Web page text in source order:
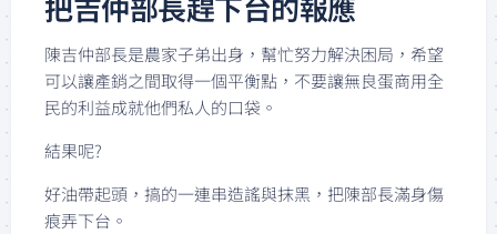
陳吉仲部長是農家子弟出身，幫忙努力解決困局，希望
可以讓產銷之間取得一個平衡點，不要讓無良蛋商用全
民的利益成就他們私人的口袋。
結果呢?
好油帶起頭，搞的一連串造謠與抹黑，把陳部長滿身傷
痕弄下台。